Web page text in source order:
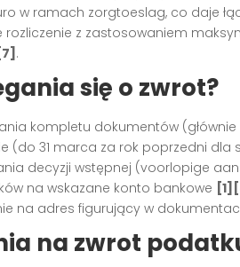
w ramach zorgtoeslag, co daje
rozliczenie z zastosowaniem
[7] .
się o zwrot?
kompletu dokumentów
31 marca za rok poprzedni dla
decyzji wstępnej (voorlopige
na wskazane konto bankowe
na adres figurujący w
na zwrot